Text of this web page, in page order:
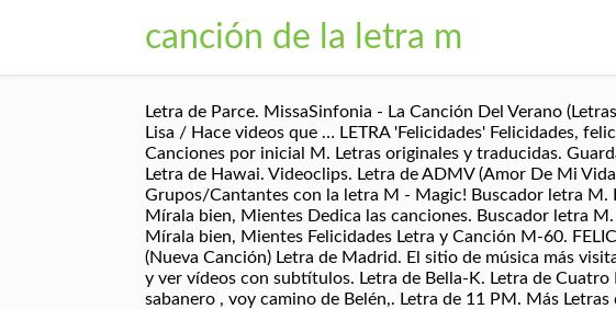
canción de la letra m
Letra de Parce. MissaSinfonia - La Canción Del Verano
Lisa / Hace videos que … LETRA 'Felicidades' Felicidades,
Canciones por inicial M. Letras originales y traducidas.
Letra de Hawai. Videoclips. Letra de ADMV (Amor De Mi
Grupos/Cantantes con la letra M - Magic! Buscador letra
Mírala bien, Mientes Dedica las canciones. Buscador letra
Mírala bien, Mientes Felicidades Letra y Canción M-60.
(Nueva Canción) Letra de Madrid. El sitio de música más
y ver vídeos con subtítulos. Letra de Bella-K. Letra de
sabanero , voy camino de Belén,. Letra de 11 PM. Más